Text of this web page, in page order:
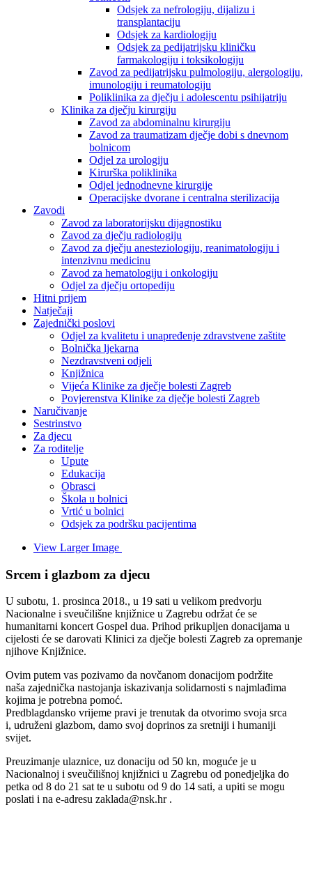
Odsjek za nefrologiju, dijalizu i
transplantaciju
Odsjek za kardiologiju
Odsjek za pedijatrijsku kliničku
farmakologiju i toksikologiju
Zavod za pedijatrijsku pulmologiju, alergologiju,
imunologiju i reumatologiju
Poliklinika za dječju i adolescentu psihijatriju
Klinika za dječju kirurgiju
Zavod za abdominalnu kirurgiju
Zavod za traumatizam dječje dobi s dnevnom
bolnicom
Odjel za urologiju
Kirurška poliklinika
Odjel jednodnevne kirurgije
Operacijske dvorane i centralna sterilizacija
Zavodi
Zavod za laboratorijsku dijagnostiku
Zavod za dječju radiologiju
Zavod za dječju anesteziologiju, reanimatologiju i
intenzivnu medicinu
Zavod za hematologiju i onkologiju
Odjel za dječju ortopediju
Hitni prijem
Natječaji
Zajednički poslovi
Odjel za kvalitetu i unapređenje zdravstvene zaštite
Bolnička ljekarna
Nezdravstveni odjeli
Knjižnica
Vijeća Klinike za dječje bolesti Zagreb
Povjerenstva Klinike za dječje bolesti Zagreb
Naručivanje
Sestrinstvo
Za djecu
Za roditelje
Upute
Edukacija
Obrasci
Škola u bolnici
Vrtić u bolnici
Odsjek za podršku pacijentima
View Larger Image
Srcem i glazbom za djecu
U subotu, 1. prosinca 2018., u 19 sati u velikom predvorju
Nacionalne i sveučilišne knjižnice u Zagrebu održat će se
humanitarni koncert Gospel dua. Prihod prikupljen donacijama u
cijelosti će se darovati Klinici za dječje bolesti Zagreb za opremanje
njihove Knjižnice.
Ovim putem vas pozivamo da novčanom donacijom podržite
naša zajednička nastojanja iskazivanja solidarnosti s najmlađima
kojima je potrebna pomoć.
Predblagdansko vrijeme pravi je trenutak da otvorimo svoja srca
i, udruženi glazbom, damo svoj doprinos za sretniji i humaniji
svijet.
Preuzimanje ulaznice, uz donaciju od 50 kn, moguće je u
Nacionalnoj i sveučilišnoj knjižnici u Zagrebu od ponedjeljka do
petka od 8 do 21 sat te u subotu od 9 do 14 sati, a upiti se mogu
poslati i na e-adresu zaklada@nsk.hr .